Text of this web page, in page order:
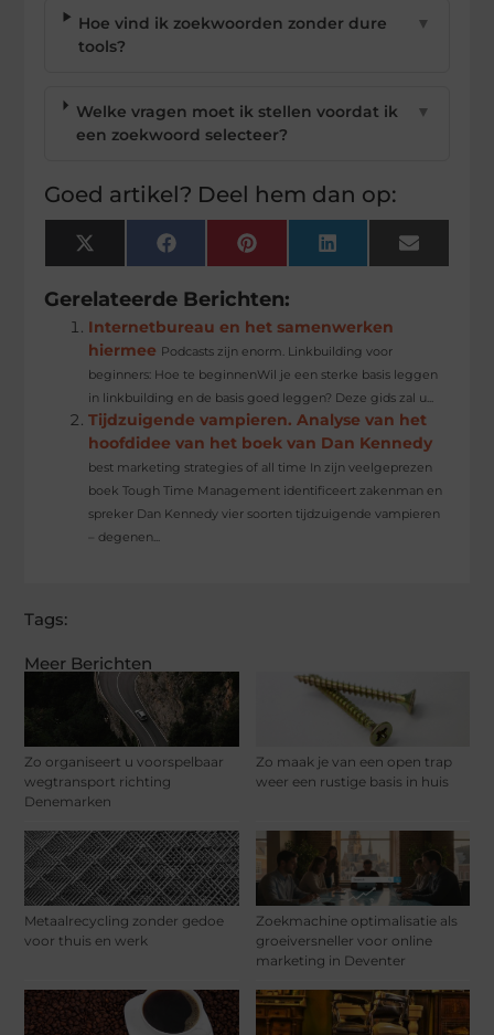
Meer Berichten
Zo organiseert u voorspelbaar
wegtransport richting
Denemarken
Zo maak je van een open trap
weer een rustige basis in huis
Metaalrecycling zonder gedoe
voor thuis en werk
Zoekmachine optimalisatie als
groeiversneller voor online
marketing in Deventer
Hoe vind ik zoekwoorden zonder dure
tools?
▼
Welke vragen moet ik stellen voordat ik
een zoekwoord selecteer?
▼
Goed artikel? Deel hem dan op:
X
(Twitter)
FacebookPinterest LinkedIn Email
Gerelateerde Berichten:
Internetbureau en het samenwerken
hiermee Podcasts zijn enorm. Linkbuilding voor
beginners: Hoe te beginnenWil je een sterke basis leggen
in linkbuilding en de basis goed leggen? Deze gids zal u...
Tijdzuigende vampieren. Analyse van het
hoofdidee van het boek van Dan Kennedy
best marketing strategies of all time In zijn veelgeprezen
boek Tough Time Management identificeert zakenman en
spreker Dan Kennedy vier soorten tijdzuigende vampieren
– degenen...
Tags: